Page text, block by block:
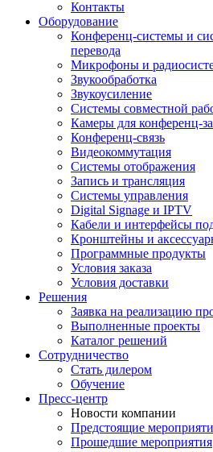
Контакты
Оборудование
Конференц-системы и
перевода
Микрофоны и
Звукообработка
Звукоусиление
Системы совместной
Камеры для конференц-
Конференц-связь
Видеокоммутация
Системы отображения
Запись и трансляция
Системы управления
Digital Signage и IPTV
Кабели и интерфейсы
Кронштейны и
Программные продукты
Условия заказа
Условия доставки
Решения
Заявка на реализацию
Выполненные проекты
Каталог решений
Сотрудничество
Стать дилером
Обучение
Пресс-центр
Новости компании
Предстоящие
Прошедшие мероприятия